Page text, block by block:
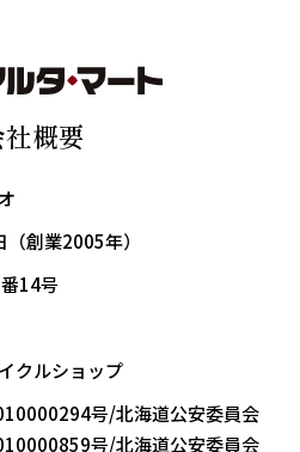
概要
創業2005年）
14号
クルショップ
号/北海道公安委員会
号/北海道公安委員会